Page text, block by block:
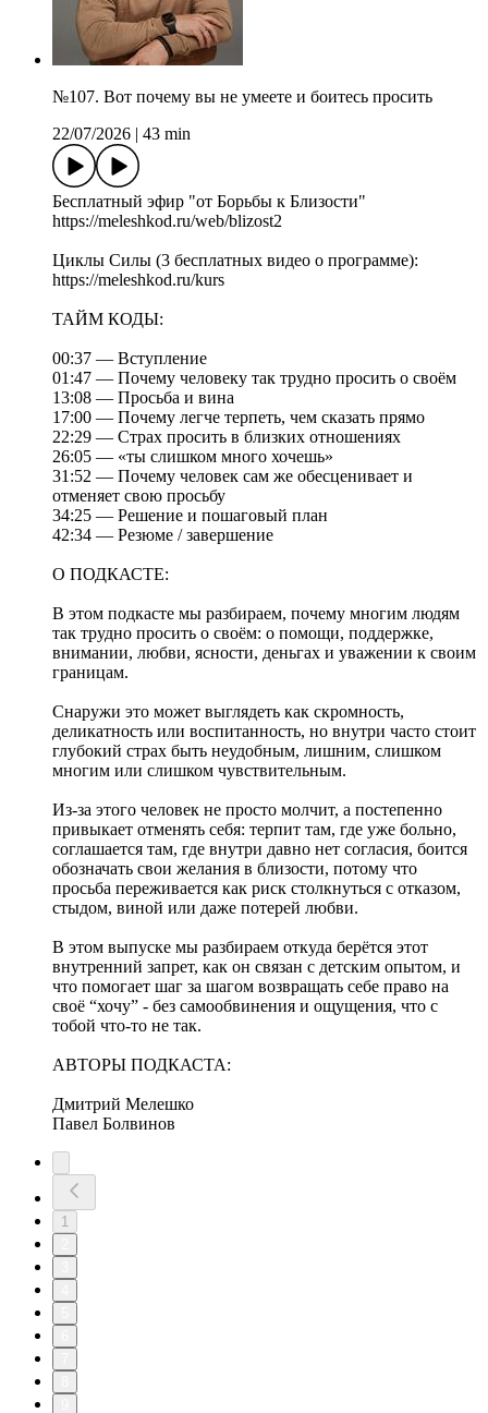
№107. Вот почему вы не умеете и боитесь просить
22/07/2026
43 min
Бесплатный эфир "от Борьбы к Близости"
https://meleshkod.ru/web/blizost2
Циклы Силы (3 бесплатных видео о программе):
https://meleshkod.ru/kurs
ТАЙМ КОДЫ:
00:37 — Вступление
01:47 — Почему человеку так трудно просить о своём
13:08 — Просьба и вина
17:00 — Почему легче терпеть, чем сказать прямо
22:29 — Страх просить в близких отношениях
26:05 — «ты слишком много хочешь»
31:52 — Почему человек сам же обесценивает и
отменяет свою просьбу
34:25 — Решение и пошаговый план
42:34 — Резюме / завершение
О ПОДКАСТЕ:
В этом подкасте мы разбираем, почему многим людям
так трудно просить о своём: о помощи, поддержке,
внимании, любви, ясности, деньгах и уважении к своим
границам.
Снаружи это может выглядеть как скромность,
деликатность или воспитанность, но внутри часто стоит
глубокий страх быть неудобным, лишним, слишком
многим или слишком чувствительным.
Из-за этого человек не просто молчит, а постепенно
привыкает отменять себя: терпит там, где уже больно,
соглашается там, где внутри давно нет согласия, боится
обозначать свои желания в близости, потому что
просьба переживается как риск столкнуться с отказом,
стыдом, виной или даже потерей любви.
В этом выпуске мы разбираем откуда берётся этот
внутренний запрет, как он связан с детским опытом, и
что помогает шаг за шагом возвращать себе право на
своё “хочу” - без самообвинения и ощущения, что с
тобой что-то не так.
АВТОРЫ ПОДКАСТА:
Дмитрий Мелешко
Павел Болвинов
1